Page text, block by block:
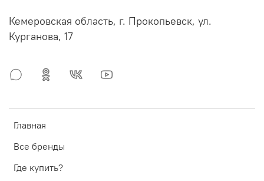
Главная
Все бренды
Где купить?
Кемеровская область, г. Прокопьевск, ул.
Курганова, 17